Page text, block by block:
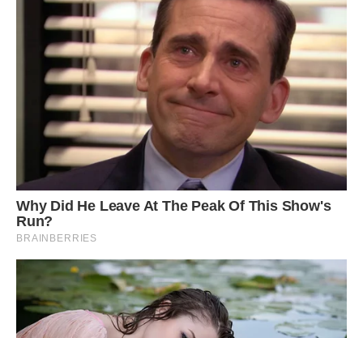
довго цього чекали. Я любила і була любима. Я хотіла і
була бажана. Саме тоді зрозуміла, що не хочу жити без
любові… Після роботи летіла додому як на крилах. Тому
що там чекав Андрій. Ми разом готували вечерю,
дивилися телевізор і…
– Так може бути кожен день… – сказав він якось. – Давай
закінчимо цю комедію з хованками, добре? Ти ж не
маленька дівчинка.